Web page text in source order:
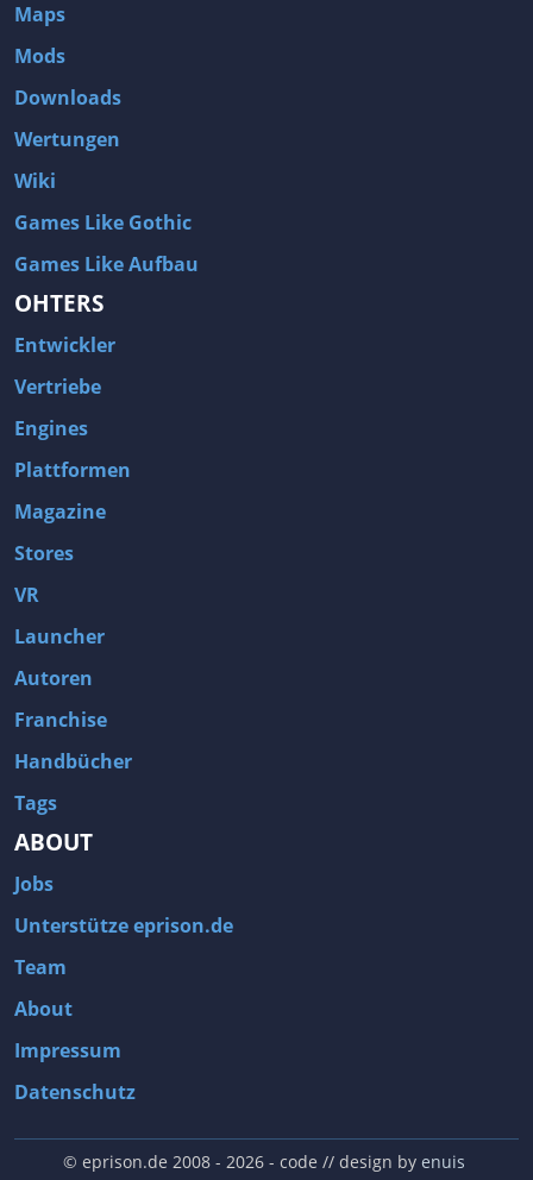
Maps
Mods
Downloads
Wertungen
Wiki
Games Like Gothic
Games Like Aufbau
OHTERS
Entwickler
Vertriebe
Engines
Plattformen
Magazine
Stores
VR
Launcher
Autoren
Franchise
Handbücher
Tags
ABOUT
Jobs
Unterstütze eprison.de
Team
About
Impressum
Datenschutz
© eprison.de 2008 - 2026- code // design by enuis